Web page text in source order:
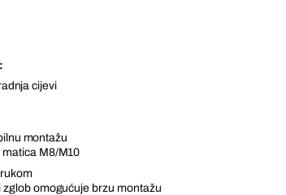
cijevi
montažu
M8/M10
omogućuje brzu montažu